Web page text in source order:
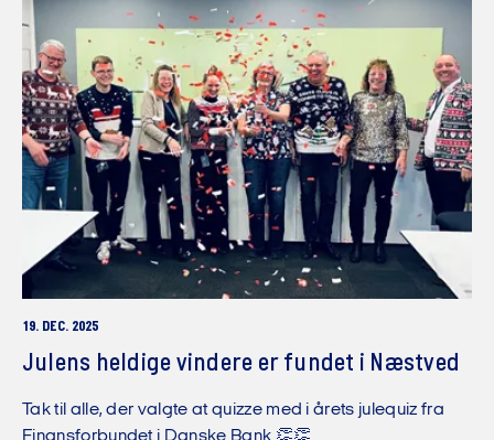
19. DEC. 2025
Julens heldige vindere er fundet i Næstved
Tak til alle, der valgte at quizze med i årets julequiz fra
Finansforbundet i Danske Bank 👏👏